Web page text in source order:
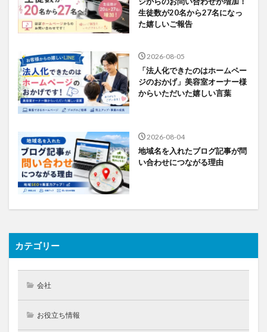
生徒数が20名から27名になっ
た嬉しいご報告
2026-08-05
「法人化できたのはホームペー
ジのおかげ」美容室オーナー様
からいただいた嬉しい言葉
2026-08-04
地域名を入れたブログ記事が問
い合わせにつながる理由
カテゴリー
会社
お役立ち情報